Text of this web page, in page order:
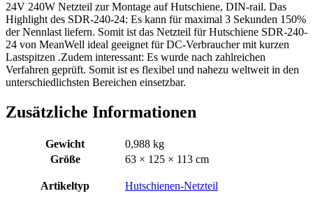
24V 240W Netzteil zur Montage auf Hutschiene, DIN-rail. Das
Highlight des SDR-240-24: Es kann für maximal 3 Sekunden 150%
der Nennlast liefern. Somit ist das Netzteil für Hutschiene SDR-240-
24 von MeanWell ideal geeignet für DC-Verbraucher mit kurzen
Lastspitzen .Zudem interessant: Es wurde nach zahlreichen
Verfahren geprüft. Somit ist es flexibel und nahezu weltweit in den
unterschiedlichsten Bereichen einsetzbar.
Zusätzliche Informationen
Gewicht
0,988 kg
Größe
63 × 125 × 113 cm
Artikeltyp Hutschienen-Netzteil